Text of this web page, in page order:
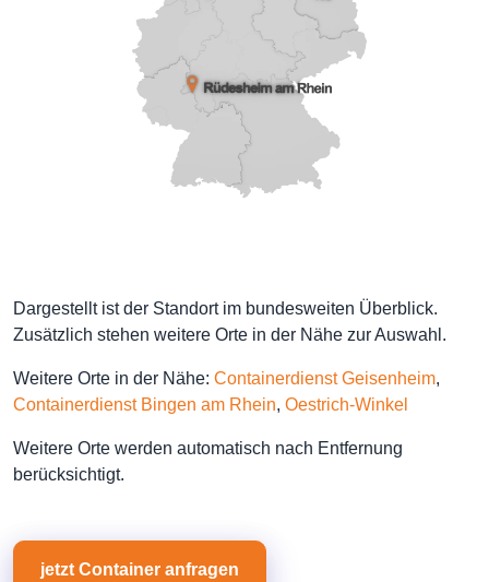
Dargestellt ist der Standort im bundesweiten Überblick.
Zusätzlich stehen weitere Orte in der Nähe zur Auswahl.
Weitere Orte in der Nähe: Containerdienst Geisenheim,
Containerdienst Bingen am Rhein, Oestrich-Winkel
Weitere Orte werden automatisch nach Entfernung
berücksichtigt.
jetzt Container anfragen